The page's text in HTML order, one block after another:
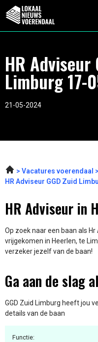
HR Adviseur
Limburg 17-
21-05-2024
Vacatures voerendaal
HR Adviseur GGD Zuid
HR Adviseur in
Op zoek naar een baan als
vrijgekomen in Heerlen, te
verzeker jezelf van de baan!
Ga aan de slag
GGD Zuid Limburg heeft jou
details van de baan
Functie: